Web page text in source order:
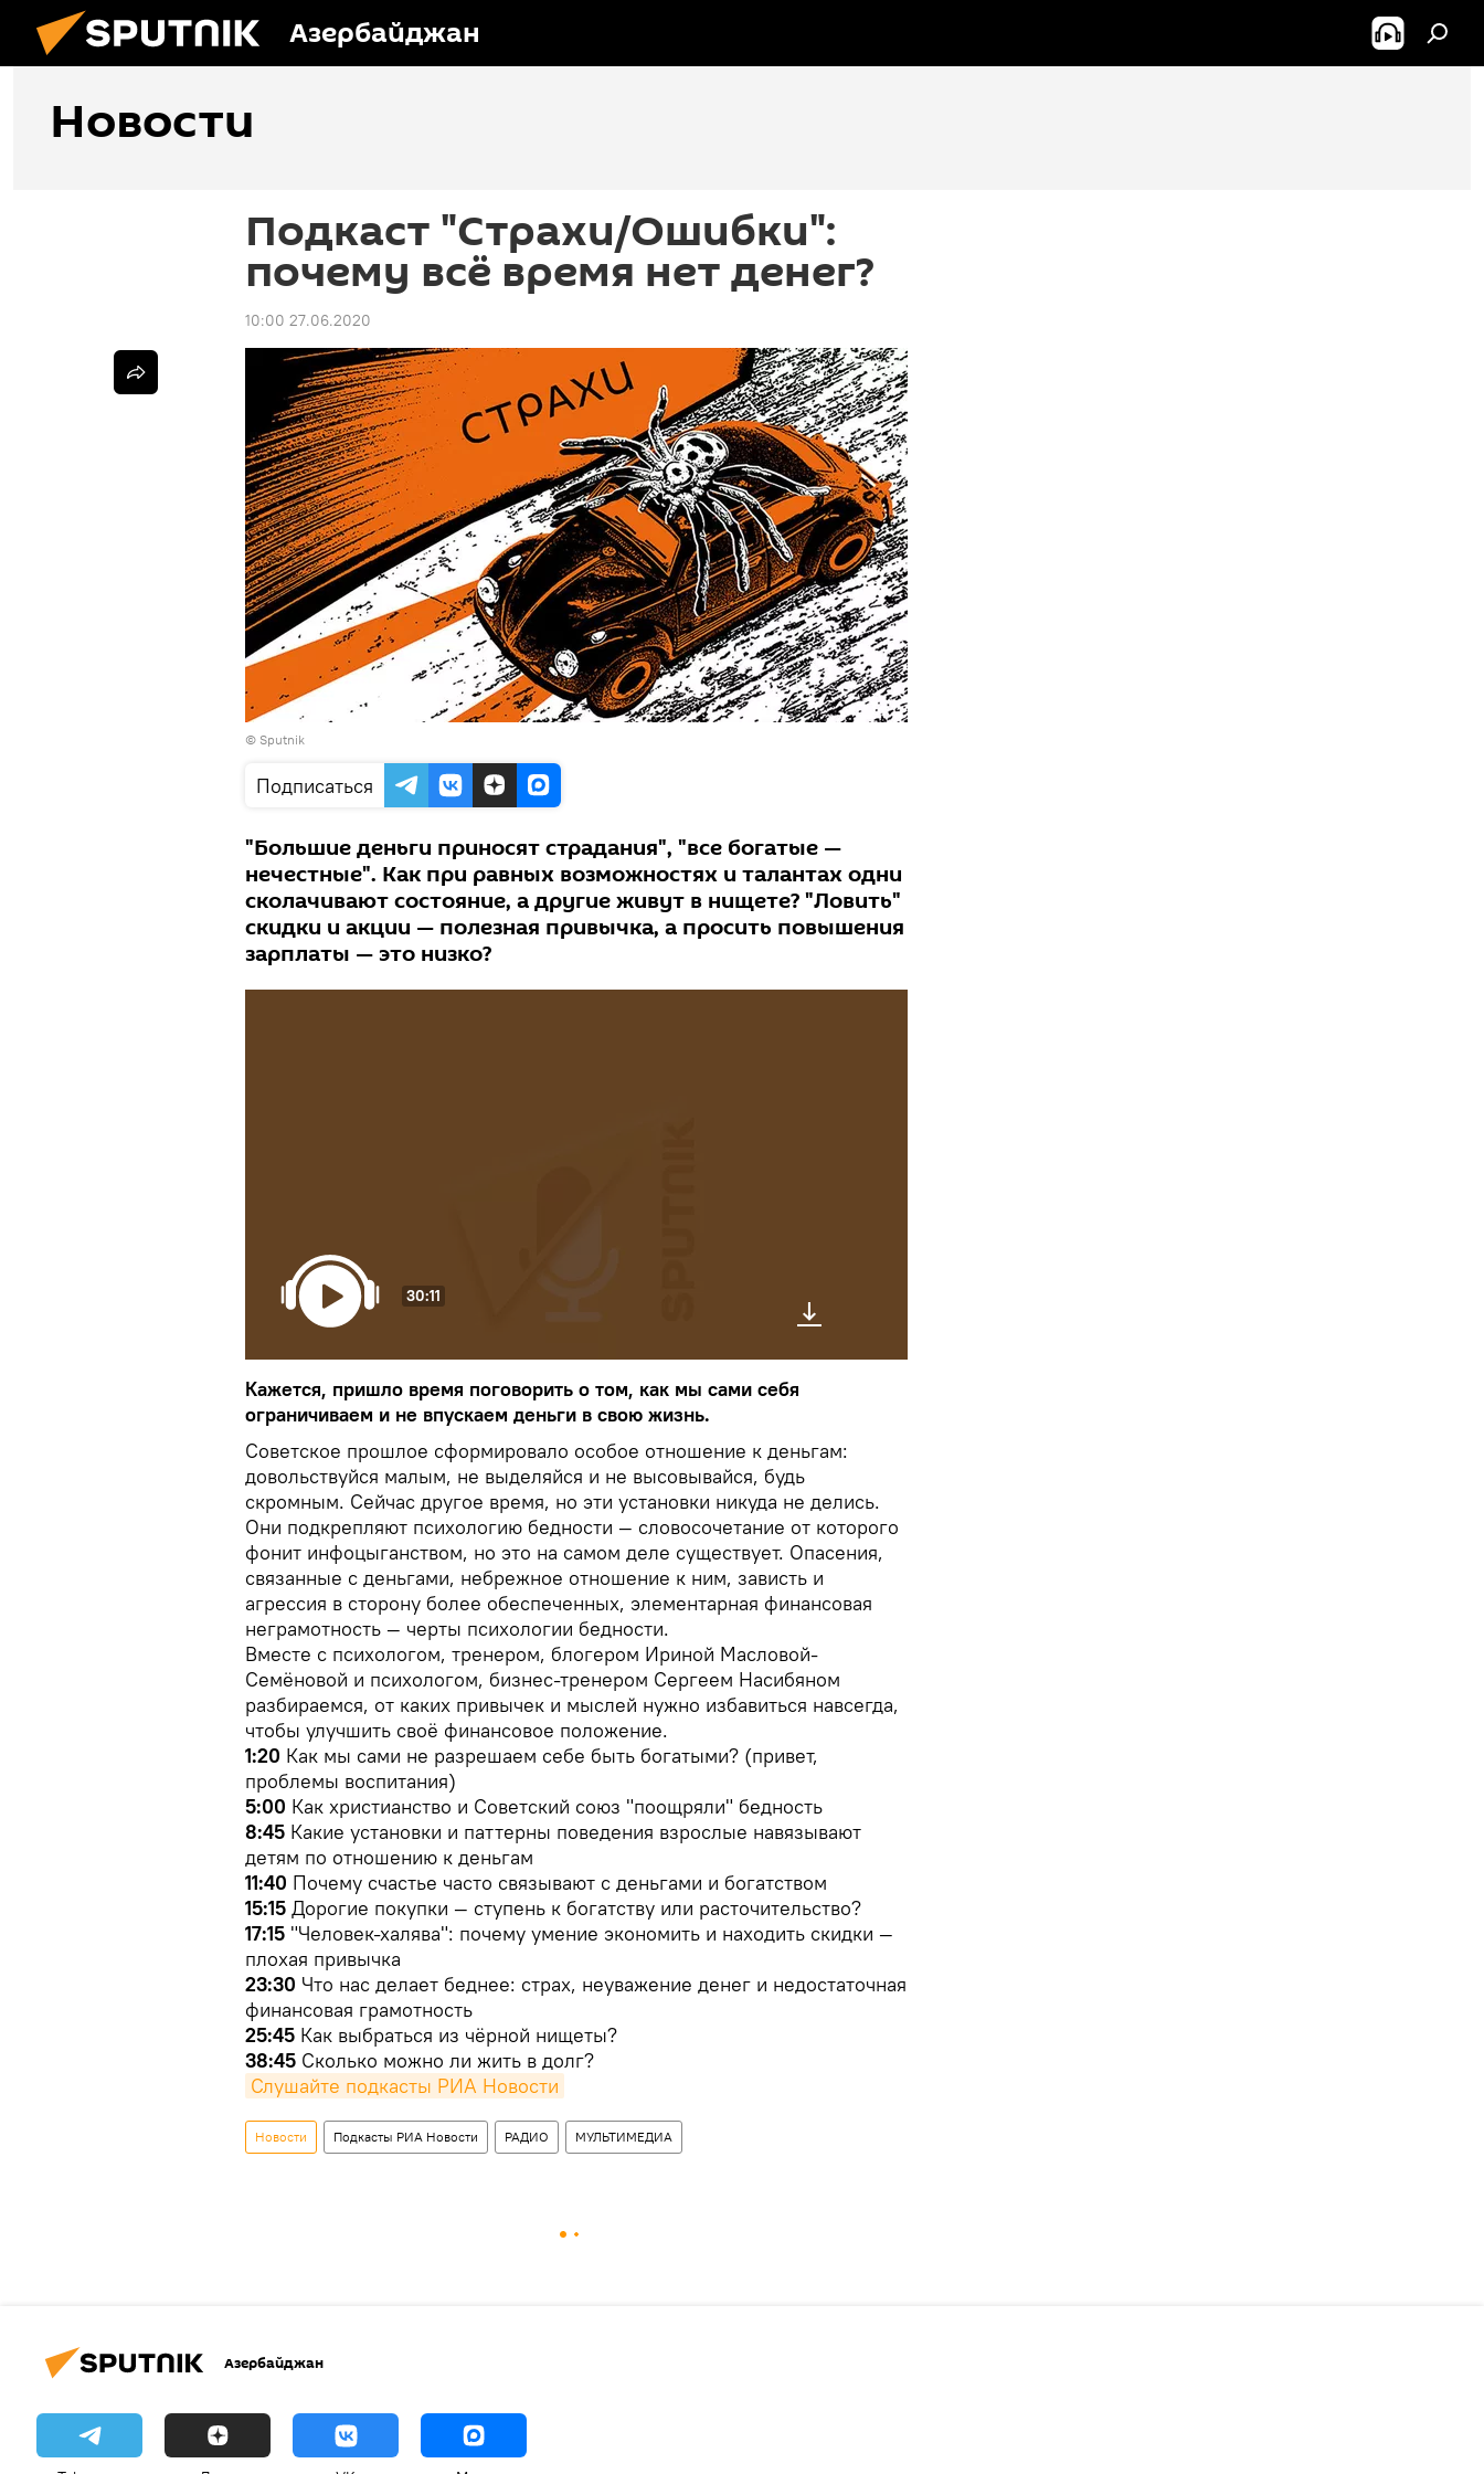
Азербайджан
Новости
Подкаст "Страхи/Ошибки":
почему всё время нет денег?
10:00 27.06.2020
© Sputnik
Подписаться
"Большие деньги приносят страдания", "все богатые —
нечестные". Как при равных возможностях и талантах одни
сколачивают состояние, а другие живут в нищете? "Ловить"
скидки и акции — полезная привычка, а просить повышения
зарплаты — это низко?
30:11
Кажется, пришло время поговорить о том, как мы сами себя
ограничиваем и не впускаем деньги в свою жизнь.
Советское прошлое сформировало особое отношение к деньгам:
довольствуйся малым, не выделяйся и не высовывайся, будь
скромным. Сейчас другое время, но эти установки никуда не делись.
Они подкрепляют психологию бедности — словосочетание от которого
фонит инфоцыганством, но это на самом деле существует. Опасения,
связанные с деньгами, небрежное отношение к ним, зависть и
агрессия в сторону более обеспеченных, элементарная финансовая
неграмотность — черты психологии бедности.
Вместе с психологом, тренером, блогером Ириной Масловой-
Семёновой и психологом, бизнес-тренером Сергеем Насибяном
разбираемся, от каких привычек и мыслей нужно избавиться навсегда,
чтобы улучшить своё финансовое положение.
1:20 Как мы сами не разрешаем себе быть богатыми? (привет,
проблемы воспитания)
5:00 Как христианство и Советский союз "поощряли" бедность
8:45 Какие установки и паттерны поведения взрослые навязывают
детям по отношению к деньгам
11:40 Почему счастье часто связывают с деньгами и богатством
15:15 Дорогие покупки — ступень к богатству или расточительство?
17:15 "Человек-халява": почему умение экономить и находить скидки —
плохая привычка
23:30 Что нас делает беднее: страх, неуважение денег и недостаточная
финансовая грамотность
25:45 Как выбраться из чёрной нищеты?
38:45 Сколько можно ли жить в долг?
Слушайте подкасты РИА Новости
Новости Подкасты РИА Новости РАДИО МУЛЬТИМЕДИА
Азербайджан